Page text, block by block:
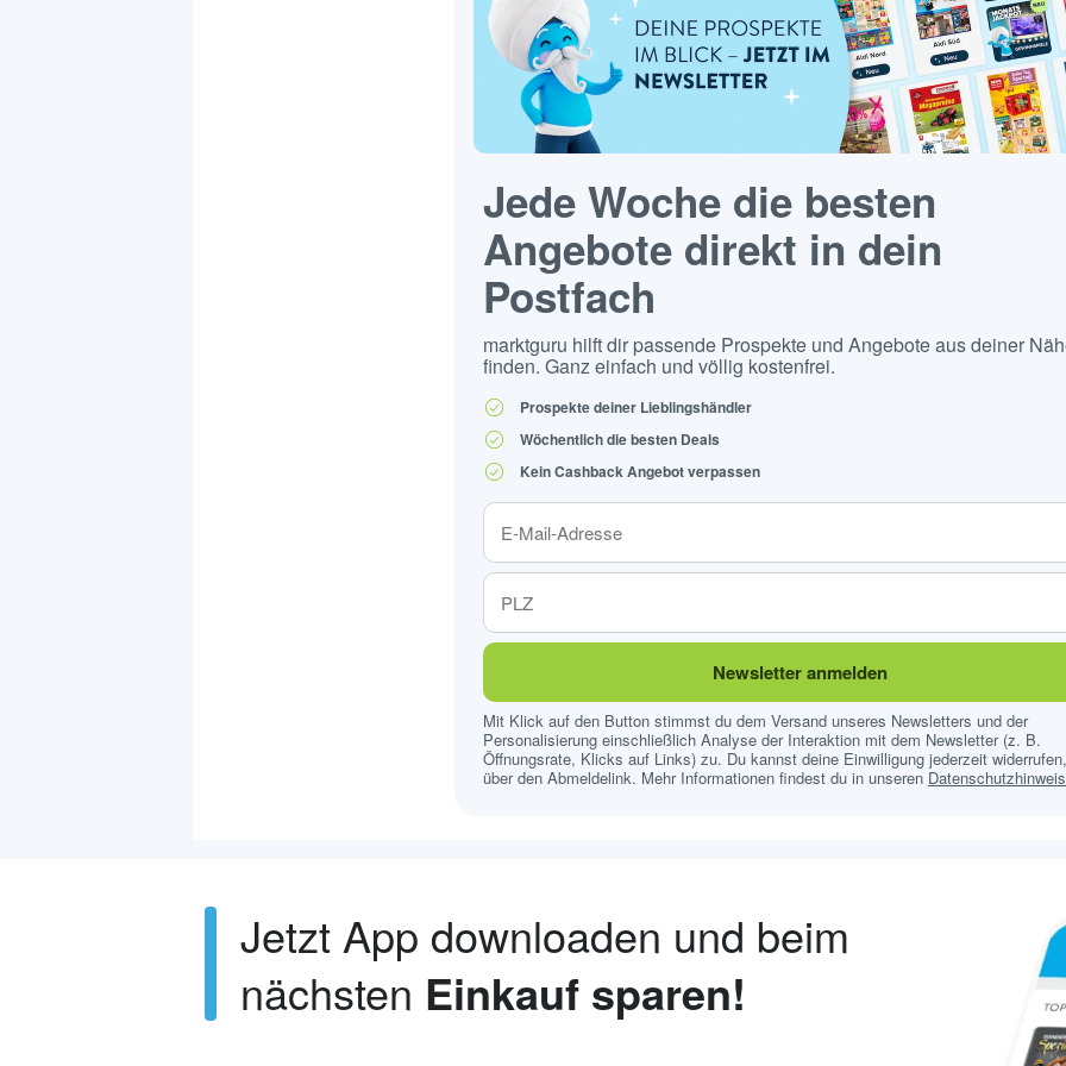
Jede Woche die besten
Angebote direkt in dein
Postfach
marktguru hilft dir passende Prospekte und Angebote aus deiner
finden. Ganz einfach und völlig kostenfrei.
Prospekte deiner Lieblingshändler
Wöchentlich die besten Deals
Kein Cashback Angebot verpassen
Newsletter anmelden
Mit Klick auf den Button stimmst du dem Versand unseres Newsletters und der
Personalisierung einschließlich Analyse der Interaktion mit dem Newsletter (z. B.
Öffnungsrate, Klicks auf Links) zu. Du kannst deine Einwilligung jederzeit
über den Abmeldelink. Mehr Informationen findest du in unseren
Jetzt App downloaden und beim
nächsten Einkauf sparen!